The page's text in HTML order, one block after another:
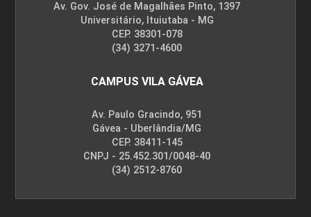
Av. Gov. José de Magalhães Pinto, 1397
Universitário, Ituiutaba - MG
CEP. 38301-078
(34) 3271-4600
CAMPUS VILA GÁVEA
Av. Paulo Gracindo, 951
Gávea - Uberlândia/MG
CEP. 38411-145
CNPJ - 25.452.301/0048-40
(34) 2512-8760